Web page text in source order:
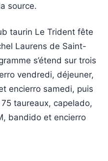
source.
taurin Le Trident fête
Laurens de Saint-
s’étend sur trois
vendredi, déjeuner,
encierro samedi, puis
taureaux, capelado,
bandido et encierro